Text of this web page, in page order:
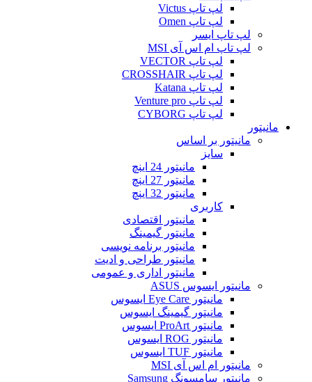
لپ تاپ Victus
لپ تاپ Omen
لپ تاپ ایسر
لپ تاپ ام اس آی MSI
لپ تاپ VECTOR
لپ تاپ CROSSHAIR
لپ تاپ Katana
لپ تاپ Venture pro
لپ تاپ CYBORG
مانیتور
مانیتور بر اساس
سایز
مانیتور 24 اینچ
مانیتور 27 اینچ
مانیتور 32 اینچ
کاربری
مانیتور اقتصادی
مانیتور گیمینگ
مانیتور برنامه نویسی
مانیتور طراحی و ادیت
مانیتور اداری و عمومی
مانیتور ایسوس ASUS
مانیتور Eye Care ایسوس
مانیتور گیمینگ ایسوس
مانیتور ProArt ایسوس
مانیتور ROG ایسوس
مانیتور TUF ایسوس
مانیتور ام اس آی MSI
مانیتور سامسونگ Samsung